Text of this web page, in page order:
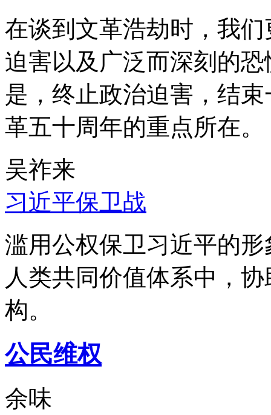
在谈到文革浩劫时，我
迫害以及广泛而深刻的
是，终止政治迫害，结
革五十周年的重点所在。
吴祚来
习近平保卫战
滥用公权保卫习近平的
人类共同价值体系中，
构。
公民维权
余味